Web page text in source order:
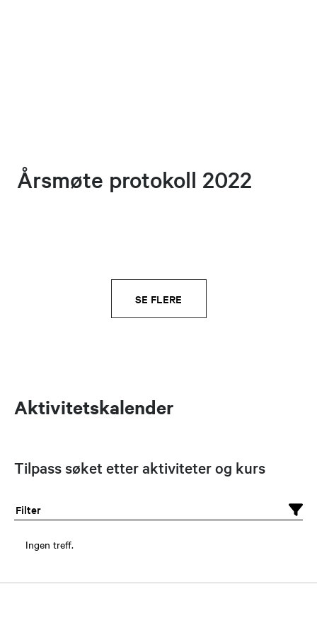
Årsmøte protokoll 2022
SE FLERE
Aktivitetskalender
Tilpass søket etter aktiviteter og kurs
Filter
Ingen treff.